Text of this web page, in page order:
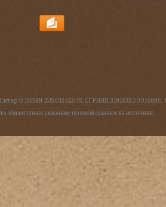
О.В ИНН 181901262575, ОГРНИП 319183200016690.
обязательно указание прямой ссылки на источник.